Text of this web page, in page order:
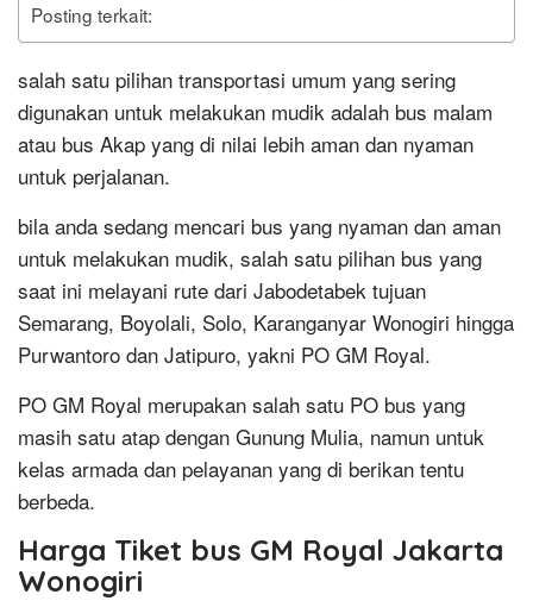
Posting terkait:
salah satu pilihan transportasi umum yang sering
digunakan untuk melakukan mudik adalah bus malam
atau bus Akap yang di nilai lebih aman dan nyaman
untuk perjalanan.
bila anda sedang mencari bus yang nyaman dan aman
untuk melakukan mudik, salah satu pilihan bus yang
saat ini melayani rute dari Jabodetabek tujuan
Semarang, Boyolali, Solo, Karanganyar Wonogiri hingga
Purwantoro dan Jatipuro, yakni PO GM Royal.
PO GM Royal merupakan salah satu PO bus yang
masih satu atap dengan Gunung Mulia, namun untuk
kelas armada dan pelayanan yang di berikan tentu
berbeda.
Harga Tiket bus GM Royal Jakarta
Wonogiri